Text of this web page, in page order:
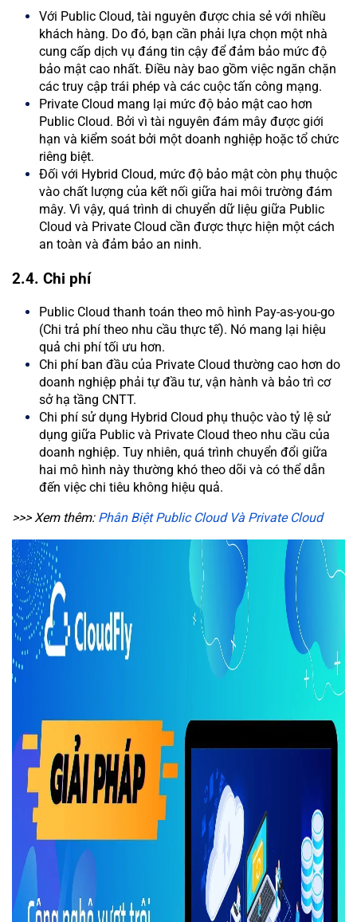
Với Public Cloud, tài nguyên được chia sẻ với nhiều
khách hàng. Do đó, bạn cần phải lựa chọn một nhà
cung cấp dịch vụ đáng tin cậy để đảm bảo mức độ
bảo mật cao nhất. Điều này bao gồm việc ngăn chặn
các truy cập trái phép và các cuộc tấn công mạng.
Private Cloud mang lại mức độ bảo mật cao hơn
Public Cloud. Bởi vì tài nguyên đám mây được giới
hạn và kiểm soát bởi một doanh nghiệp hoặc tổ chức
riêng biệt.
Đối với Hybrid Cloud, mức độ bảo mật còn phụ thuộc
vào chất lượng của kết nối giữa hai môi trường đám
mây. Vì vậy, quá trình di chuyển dữ liệu giữa Public
Cloud và Private Cloud cần được thực hiện một cách
an toàn và đảm bảo an ninh.
2.4. Chi phí
Public Cloud thanh toán theo mô hình Pay-as-you-go
(Chi trả phí theo nhu cầu thực tế). Nó mang lại hiệu
quả chi phí tối ưu hơn.
Chi phí ban đầu của Private Cloud thường cao hơn do
doanh nghiệp phải tự đầu tư, vận hành và bảo trì cơ
sở hạ tầng CNTT.
Chi phí sử dụng Hybrid Cloud phụ thuộc vào tỷ lệ sử
dụng giữa Public và Private Cloud theo nhu cầu của
doanh nghiệp. Tuy nhiên, quá trình chuyển đổi giữa
hai mô hình này thường khó theo dõi và có thể dẫn
đến việc chi tiêu không hiệu quả.
>>> Xem thêm: Phân Biệt Public Cloud Và Private Cloud